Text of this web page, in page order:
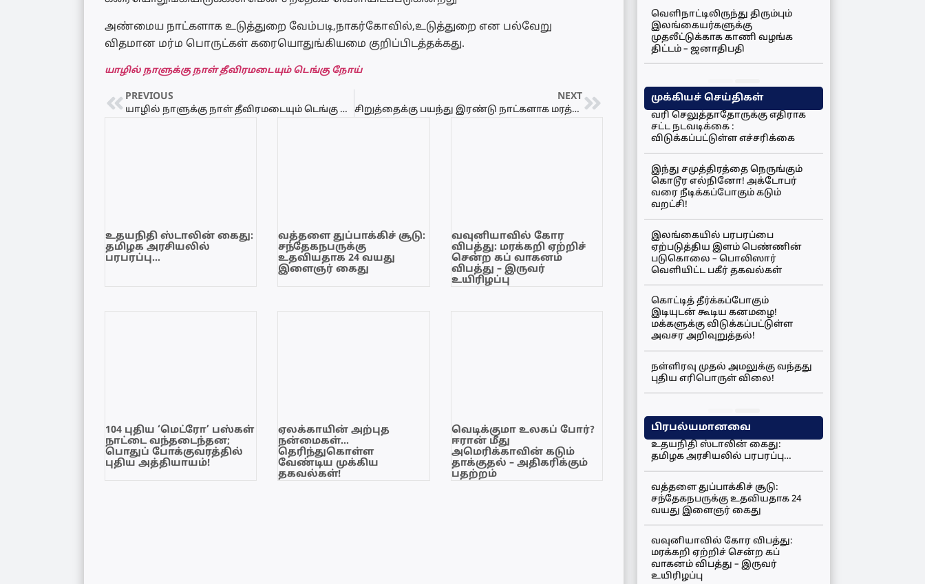
அண்மைய நாட்களாக உடுத்துறை வேம்படி,நாகர்கோவில்,உடுத்துறை என பல்வேறு
விதமான மர்ம பொருட்கள் கரையொதுங்கியமை குறிப்பிடத்தக்கது.
யாழில் நாளுக்கு நாள் தீவிரமடையும் டெங்கு நோய்
PREVIOUS
யாழில் நாளுக்கு நாள் தீவிரமடையும் டெங்கு நோய்
NEXT
சிறுத்தைக்கு பயந்து இரண்டு நாட்களாக மரத்தில் இருந்த வயோதிபர்
உதயநிதி ஸ்டாலின் கைது:
தமிழக அரசியலில்
பரபரப்பு…
வத்தளை துப்பாக்கிச் சூடு:
சந்தேகநபருக்கு
உதவியதாக 24 வயது
இளைஞர் கைது
வவுனியாவில் கோர
விபத்து: மரக்கறி ஏற்றிச்
சென்ற கப் வாகனம்
விபத்து – இருவர்
உயிரிழப்பு
104 புதிய ‘மெட்ரோ’ பஸ்கள்
நாட்டை வந்தடைந்தன;
பொதுப் போக்குவரத்தில்
புதிய அத்தியாயம்!
ஏலக்காயின் அற்புத
நன்மைகள்…
தெரிந்துகொள்ள
வேண்டிய முக்கிய
தகவல்கள்!
வெடிக்குமா உலகப் போர்?
ஈரான் மீது
அமெரிக்காவின் கடும்
தாக்குதல் – அதிகரிக்கும்
பதற்றம்
வெளிநாட்டிலிருந்து திரும்பும்
இலங்கையர்களுக்கு
முதலீட்டுக்காக காணி வழங்க
திட்டம் – ஜனாதிபதி
முக்கியச் செய்திகள்
வரி செலுத்தாதோருக்கு எதிராக
சட்ட நடவடிக்கை :
விடுக்கப்பட்டுள்ள எச்சரிக்கை
இந்து சமுத்திரத்தை நெருங்கும்
கொடூர எல்நினோ! அக்டோபர்
வரை நீடிக்கப்போகும் கடும்
வறட்சி!
இலங்கையில் பரபரப்பை
ஏற்படுத்திய இளம் பெண்ணின்
படுகொலை – பொலிஸார்
வெளியிட்ட பகீர் தகவல்கள்
கொட்டித் தீர்க்கப்போகும்
இடியுடன் கூடிய கனமழை!
மக்களுக்கு விடுக்கப்பட்டுள்ள
அவசர அறிவுறுத்தல்!
நள்ளிரவு முதல் அமலுக்கு வந்தது
புதிய எரிபொருள் விலை!
பிரபல்யமானவை
உதயநிதி ஸ்டாலின் கைது:
தமிழக அரசியலில் பரபரப்பு…
வத்தளை துப்பாக்கிச் சூடு:
சந்தேகநபருக்கு உதவியதாக 24
வயது இளைஞர் கைது
வவுனியாவில் கோர விபத்து:
மரக்கறி ஏற்றிச் சென்ற கப்
வாகனம் விபத்து – இருவர்
உயிரிழப்பு